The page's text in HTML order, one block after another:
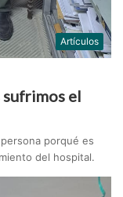
Artículos
sufrimos el
porqué es
del hospital.